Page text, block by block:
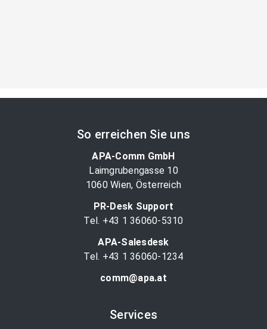
So erreichen Sie uns
APA-Comm GmbH
Laimgrubengasse 10
1060 Wien, Österreich
PR-Desk Support
Tel. +43 1 36060-5310
APA-Salesdesk
Tel. +43 1 36060-1234
comm@apa.at
Services